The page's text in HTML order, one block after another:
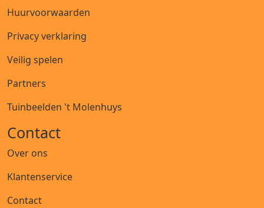
Huurvoorwaarden
Privacy verklaring
Veilig spelen
Partners
Tuinbeelden 't Molenhuys
Contact
Over ons
Klantenservice
Contact